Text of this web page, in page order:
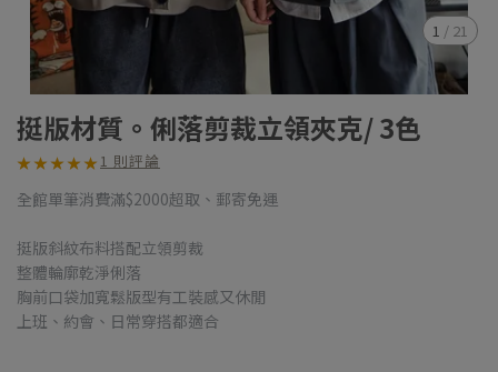
1 / 21
挺版材質。俐落剪裁立領夾克/ 3色
★
★ ★
★ ★
★ ★
★ ★
★ 1 則評論
全館單筆消費滿$2000超取、郵寄免運
挺版斜紋布料搭配立領剪裁
整體輪廓乾淨俐落
胸前口袋加寬鬆版型有工裝感又休閒
上班、約會、日常穿搭都適合